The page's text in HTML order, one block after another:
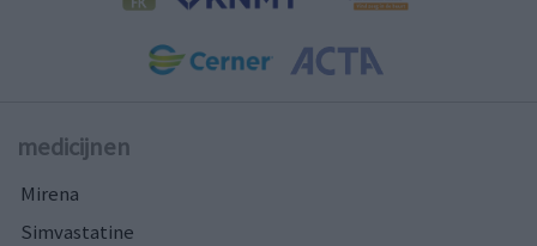
medicijnen
Mirena
Simvastatine